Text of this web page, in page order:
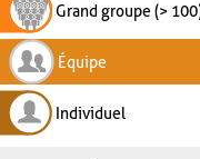
Grand groupe (>
Équipe
Individuel